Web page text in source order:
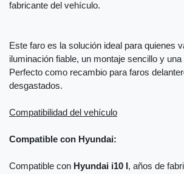
fabricante del vehículo.
Este faro es la solución ideal para quienes
iluminación fiable, un montaje sencillo y
Perfecto como recambio para faros
desgastados.
Compatibilidad del vehículo
Compatible con Hyundai:
Compatible con Hyundai i10 I , años de